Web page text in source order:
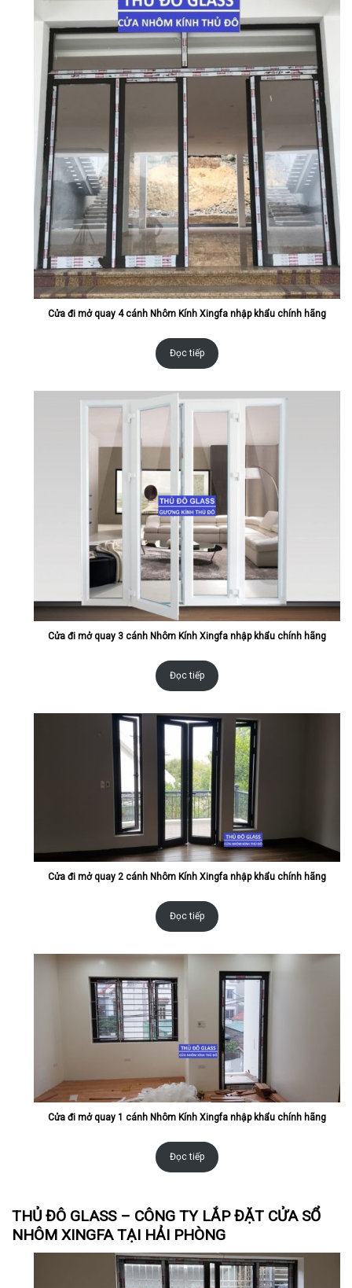
Cửa đi mở quay 4 cánh Nhôm Kính Xingfa nhập khẩu chính hãng
Đọc tiếp
Cửa đi mở quay 3 cánh Nhôm Kính Xingfa nhập khẩu chính hãng
Đọc tiếp
Cửa đi mở quay 2 cánh Nhôm Kính Xingfa nhập khẩu chính hãng
Đọc tiếp
Cửa đi mở quay 1 cánh Nhôm Kính Xingfa nhập khẩu chính hãng
Đọc tiếp
THỦ ĐÔ GLASS – CÔNG TY LẮP ĐẶT CỬA SỔ
NHÔM XINGFA TẠI HẢI PHÒNG